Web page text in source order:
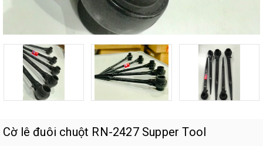
Cờ lê đuôi chuột RN-2427 Supper Tool